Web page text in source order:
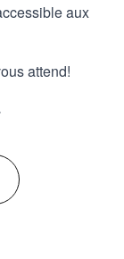
aux
attend!